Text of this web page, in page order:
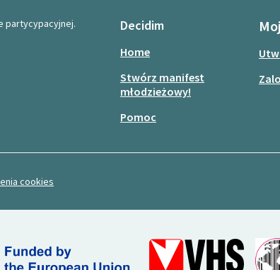
partycypacyjnej.
Decidim
Home
Stwórz manifest
młodzieżowy!
Pomoc
cookies